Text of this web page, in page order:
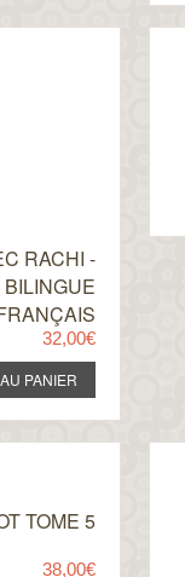
RACHI -
32,00€
TOME 5
38,00€